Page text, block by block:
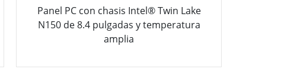
Panel PC con chasis Intel® Twin Lake
N150 de 8.4 pulgadas y temperatura
amplia